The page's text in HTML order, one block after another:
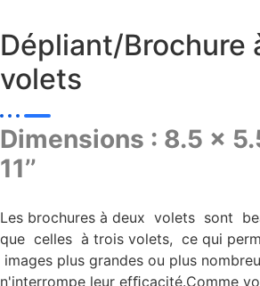
Dépliant/Brochure
volets
Dimensions : 8.5 x
11’’
Les brochures à deux volets sont
que celles à trois volets, ce qui
images plus grandes ou plus
n'interrompe leur efﬁcacité.Comme